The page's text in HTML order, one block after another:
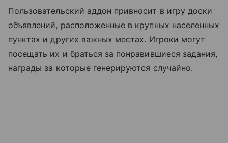
Пользовательский аддон привносит в игру доски
объявлений, расположенные в крупных населенных
пунктах и других важных местах. Игроки могут
посещать их и браться за понравившиеся задания,
награды за которые генерируются случайно.